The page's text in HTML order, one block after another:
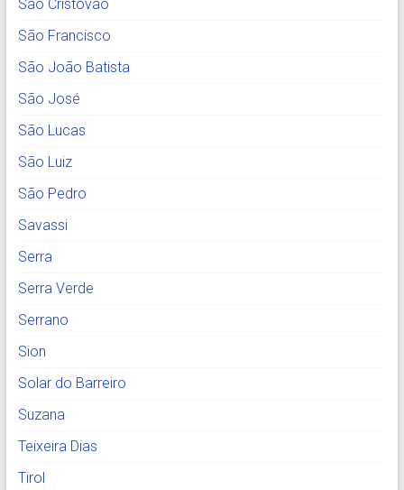
São Cristóvão
São Francisco
São João Batista
São José
São Lucas
São Luiz
São Pedro
Savassi
Serra
Serra Verde
Serrano
Sion
Solar do Barreiro
Suzana
Teixeira Dias
Tirol